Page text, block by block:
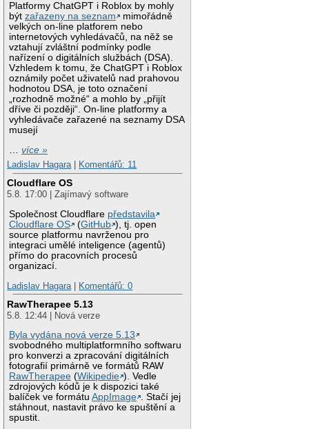
Platformy ChatGPT i Roblox by mohly
býtzařazeny na seznam
mimořádně
velkých on-line platforem nebo
internetových vyhledávačů, na něž se
vztahují zvláštní podmínky podle
nařízení o digitálních službách (DSA).
Vzhledem k tomu, že ChatGPT i Roblox
oznámily počet uživatelů nad prahovou
hodnotou DSA, je toto označení
„rozhodně možné“ a mohlo by „přijít
dříve či později“. On-line platformy a
vyhledávače zařazené na seznamy DSA
musejí
…více »
Ladislav Hagara| Komentářů: 11
Cloudflare OS
5.8. 17:00 | Zajímavý software
Společnost Cloudflare představila
Cloudflare OS
(GitHub ), tj. open
source platformu navrženou pro
integraci umělé inteligence (agentů)
přímo do pracovních procesů
organizací.
Ladislav Hagara| Komentářů: 0
RawTherapee 5.13
5.8. 12:44 | Nová verze
Byla vydána nová verze 5.13
svobodného multiplatformního softwaru
pro konverzi a zpracování digitálních
fotografií primárně ve formátů RAW
RawTherapee (Wikipedie ). Vedle
zdrojových kódů je k dispozici také
balíček ve formátuAppImage . Stačí jej
stáhnout, nastavit právo ke spuštění a
spustit.